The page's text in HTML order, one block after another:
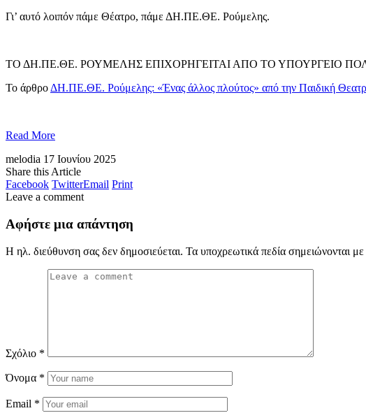
Γι’ αυτό λοιπόν πάμε Θέατρο, πάμε ΔΗ.ΠΕ.ΘΕ. Ρούμελης.
ΤΟ ΔΗ.ΠΕ.ΘΕ. ΡΟΥΜΕΛΗΣ ΕΠΙΧΟΡΗΓΕΙΤΑΙ ΑΠΟ ΤΟ ΥΠΟΥΡΓΕΙΟ
Το άρθροΔΗ.ΠΕ.ΘΕ. Ρούμελης: «Ένας άλλος πλούτος» από την Παιδική
Read More
melodia 17 Ιουνίου 2025
Share this Article
Facebook TwitterEmail Print
Leave a comment
Αφήστε μια απάντηση
Η ηλ. διεύθυνση σας δεν δημοσιεύεται. Τα υποχρεωτικά πεδία σημειώνονται με
Σχόλιο *
Όνομα *
Email *